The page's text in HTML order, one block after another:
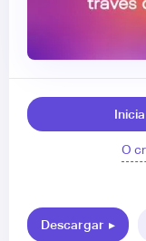
O
Descargar ▸